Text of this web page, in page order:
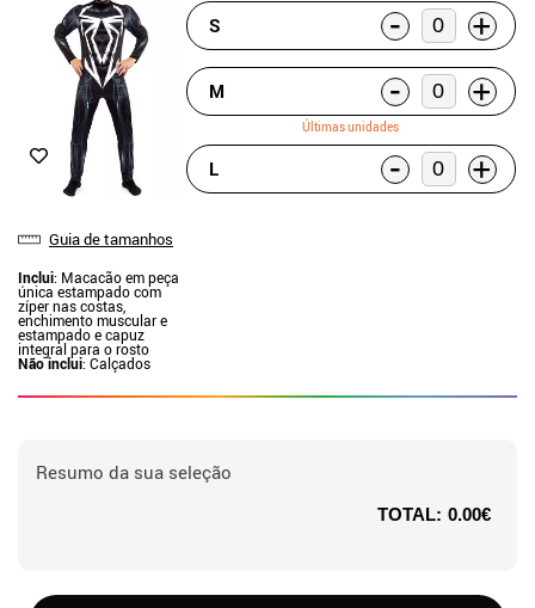
Guia de tamanhos
Inclui: Macacão em peça
única estampado com
zíper nas costas,
enchimento muscular e
estampado e capuz
integral para o rosto
Não inclui: Calçados
S - +
M - +
Últimas unidades
L - +
Resumo da sua seleção
TOTAL: 0.00€